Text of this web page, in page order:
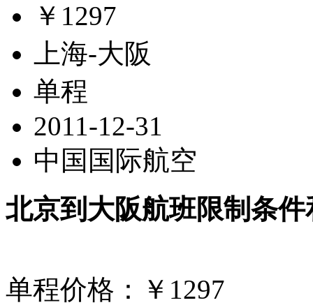
￥1297
上海-大阪
单程
2011-12-31
中国国际航空
北京到大阪航班限制条
单程价格：￥1297